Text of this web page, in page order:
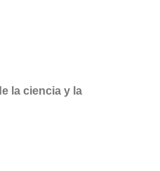
la ciencia y la